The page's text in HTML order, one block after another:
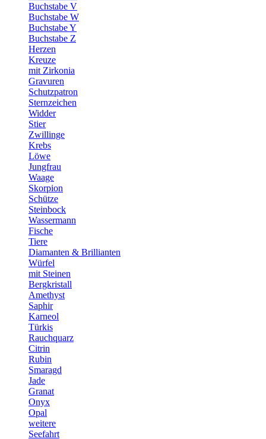
Buchstabe V
Buchstabe W
Buchstabe Y
Buchstabe Z
Herzen
Kreuze
mit Zirkonia
Gravuren
Schutzpatron
Sternzeichen
Widder
Stier
Zwillinge
Krebs
Löwe
Jungfrau
Waage
Skorpion
Schütze
Steinbock
Wassermann
Fische
Tiere
Diamanten & Brillianten
Würfel
mit Steinen
Bergkristall
Amethyst
Saphir
Karneol
Türkis
Rauchquarz
Citrin
Rubin
Smaragd
Jade
Granat
Onyx
Opal
weitere
Seefahrt